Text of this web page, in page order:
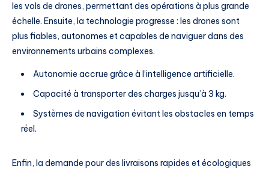
les vols de drones, permettant des opérations à plus grande
échelle. Ensuite, la technologie progresse : les drones sont
plus fiables, autonomes et capables de naviguer dans des
environnements urbains complexes.
Autonomie accrue grâce à l’intelligence artificielle.
Capacité à transporter des charges jusqu’à 3 kg.
Systèmes de navigation évitant les obstacles en temps
réel.
Enfin, la demande pour des livraisons rapides et écologiques